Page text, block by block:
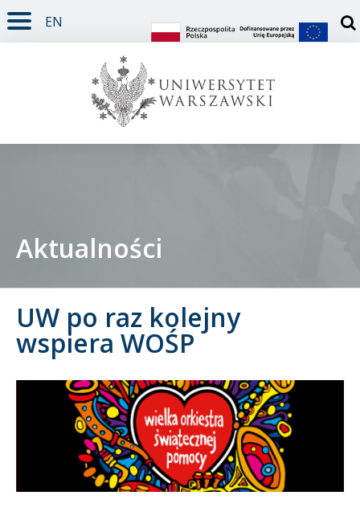
TREŚĆ STRONY
MENU GŁÓWNE
WYSZUKIWARKA
SOCIAL MEDIA
STOPKA STRONY
EN
Doktorant
Pracownik
Kandydat
Absolwent
Aktualności
UW po raz kolejny
wspiera WOŚP